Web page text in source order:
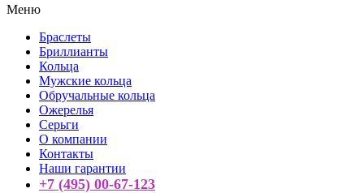
Меню
Браслеты
Бриллианты
Кольца
Мужские кольца
Обручальные кольца
Ожерелья
Серьги
О компании
Контакты
Наши гарантии
+7 (495) 00-67-123